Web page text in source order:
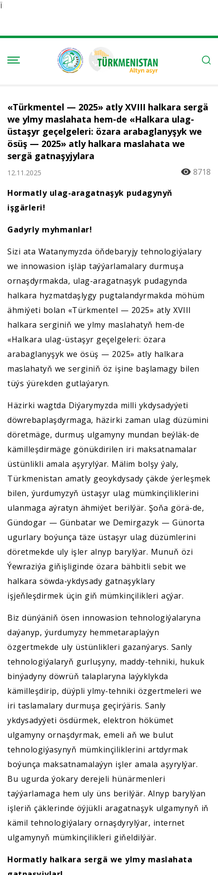
Ï
«Türkmentel — 2025» atly XVIII halkara sergä
we ylmy maslahata hem-de «Halkara ulag-
üstaşyr geçelgeleri: özara arabaglanyşyk we
ösüş — 2025» atly halkara maslahata we
sergä gatnaşyjylara
12.11.2025
8718
Hormatly ulag-aragatnaşyk pudagynyň
işgärleri!
Gadyrly myhmanlar!
Sizi ata Watanymyzda öňdebaryjy tehnologiýalary
we innowasion işläp taýýarlamalary durmuşa
ornaşdyrmakda, ulag-aragatnaşyk pudagynda
halkara hyzmatdaşlygy pugtalandyrmakda möhüm
ähmiýeti bolan «Türkmentel — 2025» atly XVIII
halkara serginiň we ylmy maslahatyň hem-de
«Halkara ulag-üstaşyr geçelgeleri: özara
arabaglanyşyk we ösüş — 2025» atly halkara
maslahatyň we serginiň öz işine başlamagy bilen
tüýs ýürekden gutlaýaryn.
Häzirki wagtda Diýarymyzda milli ykdysadyýeti
döwrebaplaşdyrmaga, häzirki zaman ulag düzümini
döretmäge, durmuş ulgamyny mundan beýläk-de
kämilleşdirmäge gönükdirilen iri maksatnamalar
üstünlikli amala aşyrylýar. Mälim bolşy ýaly,
Türkmenistan amatly geoykdysady çäkde ýerleşmek
bilen, ýurdumyzyň üstaşyr ulag mümkinçiliklerini
ulanmaga aýratyn ähmiýet berilýär. Şoňa görä-de,
Gündogar — Günbatar we Demirgazyk — Günorta
ugurlary boýunça täze üstaşyr ulag düzümlerini
döretmekde uly işler alnyp barylýar. Munuň özi
Ýewraziýa giňişliginde özara bähbitli sebit we
halkara söwda-ykdysady gatnaşyklary
işjeňleşdirmek üçin giň mümkinçilikleri açýar.
Biz dünýäniň ösen innowasion tehnologiýalaryna
daýanyp, ýurdumyzy hemmetaraplaýyn
özgertmekde uly üstünlikleri gazanýarys. Sanly
tehnologiýalaryň gurluşyny, maddy-tehniki, hukuk
binýadyny döwrüň talaplaryna laýyklykda
kämilleşdirip, düýpli ylmy-tehniki özgertmeleri we
iri taslamalary durmuşa geçirýäris. Sanly
ykdysadyýeti ösdürmek, elektron hökümet
ulgamyny ornaşdyrmak, emeli aň we bulut
tehnologiýasynyň mümkinçiliklerini artdyrmak
boýunça maksatnamalaýyn işler amala aşyrylýar.
Bu ugurda ýokary derejeli hünärmenleri
taýýarlamaga hem uly üns berilýär. Alnyp barylýan
işleriň çäklerinde öýjükli aragatnaşyk ulgamynyň iň
kämil tehnologiýalary ornaşdyrylýar, internet
ulgamynyň mümkinçilikleri giňeldilýär.
Hormatly halkara sergä we ylmy maslahata